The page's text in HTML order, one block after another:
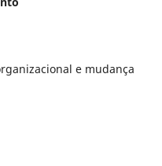
e mudança